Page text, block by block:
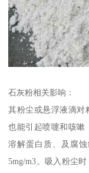
石灰粉相关影响：
其粉尘或悬浮液滴对
也能引起喷嚏和咳嗽
溶解蛋白质、及腐
5mg/m3。吸入粉尘